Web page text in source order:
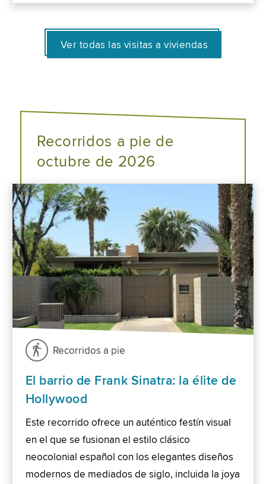
Ver todas las visitas a viviendas
Recorridos a pie de
octubre de 2026
Recorridos a pie
El barrio de Frank Sinatra: la élite de
Hollywood
Este recorrido ofrece un auténtico festín visual
en el que se fusionan el estilo clásico
neocolonial español con los elegantes diseños
modernos de mediados de siglo, incluida la joya